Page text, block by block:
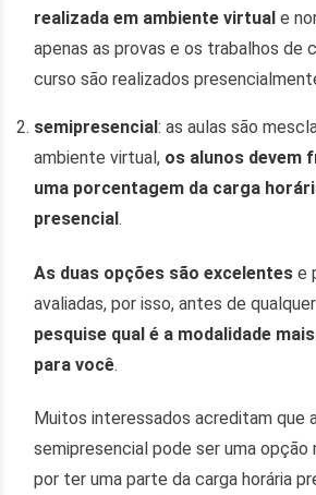
realizada em ambiente virtual e
apenas as provas e os trabalhos de
curso são realizados
semipresencial: as aulas são
ambiente virtual, os alunos devem
uma porcentagem da carga
presencial.
As duas opções são excelentes e
avaliadas, por isso, antes de
pesquise qual é a modalidade
para você.
Muitos interessados acreditam que
semipresencial pode ser uma opção
por ter uma parte da carga horária